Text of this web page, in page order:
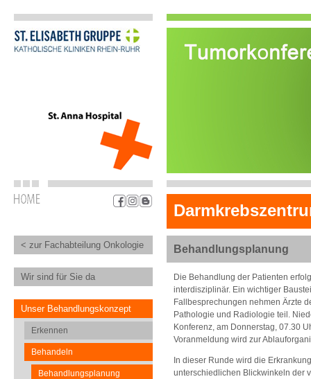
< zur Fachabteilung Onkologie
Wir sind für Sie da
Unser Behandlungskonzept
Erkennen
Behandeln
Behandlungsplanung
Behandlungsplanung
Die Behandlung der Patienten
interdisziplinär. Ein wichtiger
Fallbesprechungen nehmen Ärzte
Pathologie und Radiologie teil.
Konferenz, am Donnerstag, 07.30
Voranmeldung wird zur
In dieser Runde wird die
unterschiedlichen Blickwinkeln der